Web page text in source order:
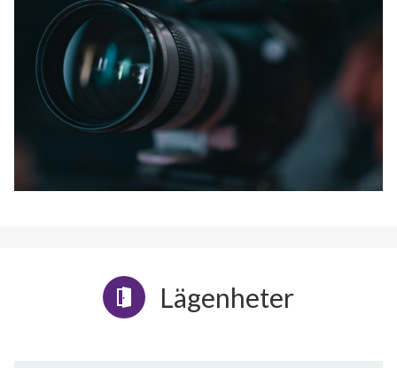
Lägenheter